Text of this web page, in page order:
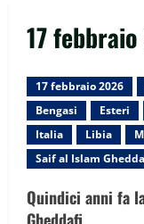
17
17 febbraio 2026
Bengasi
Esteri
Italia
Libia
Saif al Islam
Quindici anni fa